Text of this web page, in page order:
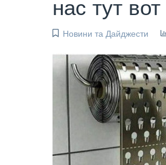
нас тут вот
Новини та Дайджести